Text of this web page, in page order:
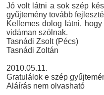
Jó volt látni a sok szép
gyűjtemény tovább
Kellemes dolog látni,
vidáman szólnak.
Tasnádi Zsolt (Pécs)
Tasnádi Zoltán
2010.05.11.
Gratulálok e szép
Aláírás nem olvasható